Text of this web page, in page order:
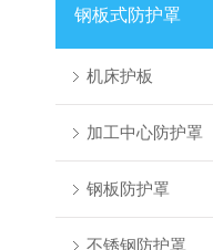
钢板式防护罩
机床护板
加工中心防护罩
钢板防护罩
不锈钢防护罩